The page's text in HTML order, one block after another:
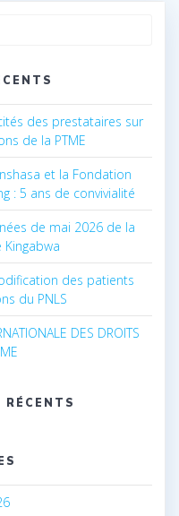
des prestataires sur
de la PTME
et la Fondation
: 5 ans de convivialité
de mai 2026 de la
des patients
du PNLS
DES DROITS
RÉCENTS